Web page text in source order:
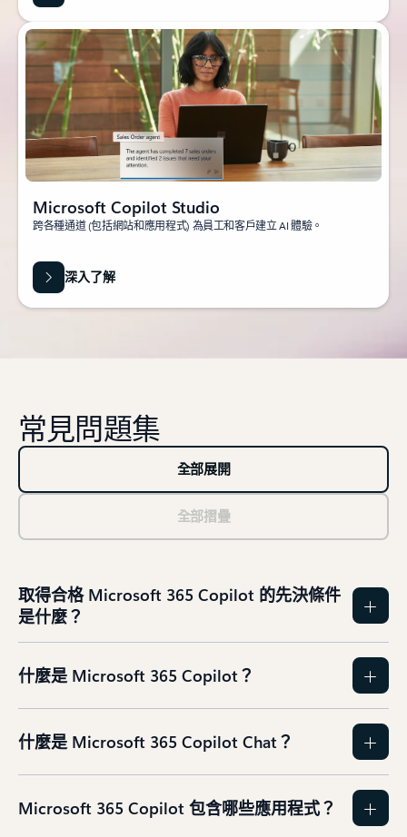
Microsoft Copilot Studio
跨各種通道 (包括網站和應用程式) 為員工和客戶建立 AI 體驗。
深入了解
常見問題集
全部展開
全部摺疊
取得合格 Microsoft 365 Copilot 的先決條件
是什麼？
什麼是 Microsoft 365 Copilot？
什麼是 Microsoft 365 Copilot Chat？
Microsoft 365 Copilot 包含哪些應用程式？